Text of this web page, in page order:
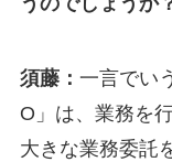
須藤： 一言でい
O」は、業務を
大きな業務委託